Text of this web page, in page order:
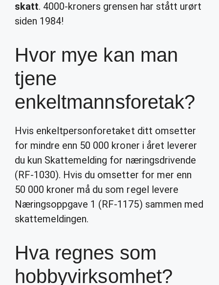
skatt. 4000-kroners grensen har stått urørt
siden 1984!
Hvor mye kan man
tjene
enkeltmannsforetak?
Hvis enkeltpersonforetaket ditt omsetter
for mindre enn 50 000 kroner i året leverer
du kun Skattemelding for næringsdrivende
(RF-1030). Hvis du omsetter for mer enn
50 000 kroner må du som regel levere
Næringsoppgave 1 (RF-1175) sammen med
skattemeldingen.
Hva regnes som
hobbyvirksomhet?